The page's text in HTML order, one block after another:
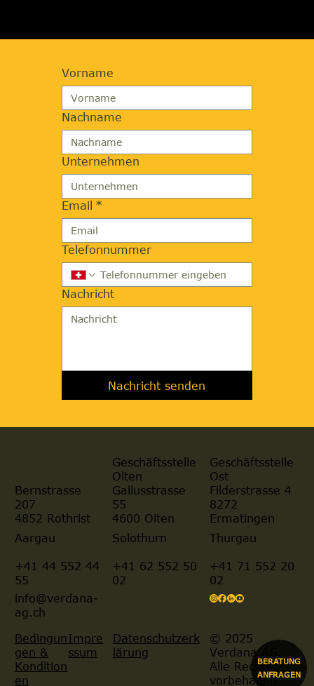
Vorname
Nachname
Unternehmen
Email *
Telefonnummer
Nachricht
Nachricht senden
© 2025
Verdana AG.
Alle Rechte
vorbehalten.
Bernstrasse
207
4852 Rothrist
Geschäftsstelle
Olten
Gallusstrasse
55
4600 Olten
Geschäftsstelle
Ost
Filderstrasse 4
8272
Ermatingen
Aargau
+41 44 552 44
55
Solothurn
+41 62 552 50
02
Thurgau
+41 71 552 20
02
info@verdana-
ag.ch
Bedingun
gen &
Kondition
en
Datenschutzerk
lärung
Impre
ssum
BERATUNG
ANFRAGEN